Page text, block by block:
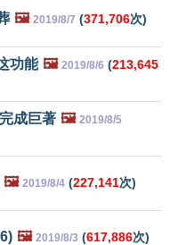
🖼️ 2019/8/7 (371,706次)
功能 🖼️ 2019/8/6 (213,645
成巨著 🖼️ 2019/8/5
🖼️ 2019/8/4 (227,141次)
🖼️ 2019/8/3 (617,886次)